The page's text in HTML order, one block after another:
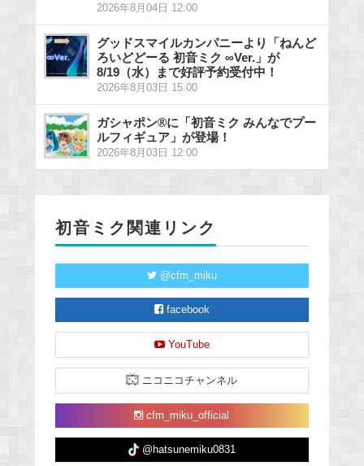
2026年8月04日 12:00
グッドスマイルカンパニーより「ねんど
ろいどどーる 初音ミク ∞Ver.」が
8/19（水）まで好評予約受付中！
2026年8月03日 15:00
ガシャポン®に「初音ミク みんなでプー
ルフィギュア」が登場！
2026年8月03日 12:00
初音ミク関連リンク
@cfm_miku
facebook
YouTube
ニコニコチャンネル
cfm_miku_official
@hatsunemiku0831